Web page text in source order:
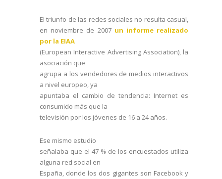
El triunfo de las redes sociales no resulta casual,
en noviembre de 2007 un informe realizado
por la EIAA
(European Interactive Advertising Association), la
asociación que
agrupa a los vendedores de medios interactivos
a nivel europeo, ya
apuntaba el cambio de tendencia: Internet es
consumido más que la
televisión por los jóvenes de 16 a 24 años.
Ese mismo estudio
señalaba que el 47 % de los encuestados utiliza
alguna red social en
España, donde los dos gigantes son Facebook y